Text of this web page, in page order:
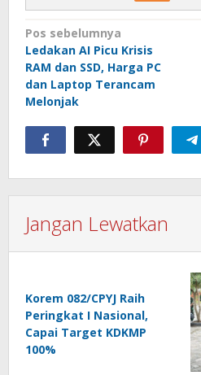
Navigasi
pos
Pos sebelumnya
Ledakan AI Picu Krisis
RAM dan SSD, Harga PC
dan Laptop Terancam
Melonjak
Jangan Lewatkan
Korem 082/CPYJ Raih
Peringkat I Nasional,
Capai Target KDKMP
100%